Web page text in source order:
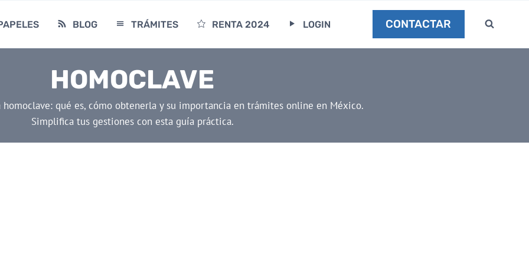
BLOG TRÁMITES RENTA 2024 LOGIN CONTACTAR
HOMOCLAVE
homoclave: qué es, cómo obtenerla y su importancia en trámites online en México.
Simplifica tus gestiones con esta guía práctica.